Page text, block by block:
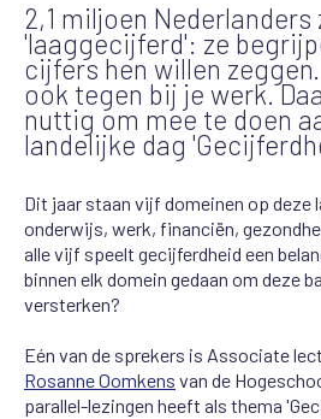
2,1 miljoen Nederlanders
'laaggecijferd': ze
cijfers hen willen
ook tegen bij je werk.
nuttig om mee te doen
landelijke dag
Dit jaar staan vijf domeinen op deze
onderwijs, werk, financiën,
alle vijf speelt gecijferdheid een
binnen elk domein gedaan om deze
versterken?
Eén van de sprekers is Associate
Rosanne Oomkens van de
parallel-lezingen heeft als thema